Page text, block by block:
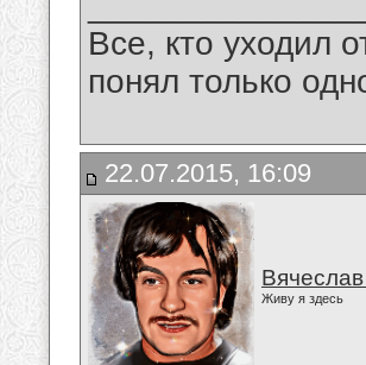
Все, кто уходил
понял только
22.07.2015, 16:09
Живу я здесь